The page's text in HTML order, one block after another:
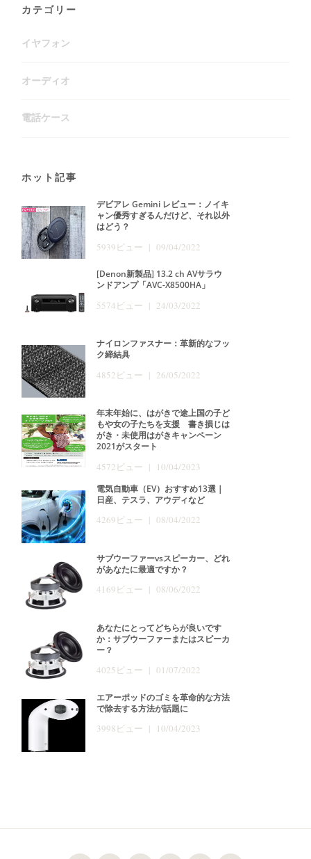
カテゴリー
イヤフォン
オーディオ
電話ケース
ホット記事
デビアレ Gemini レビュー：ノイキ
ャン優秀すぎるんだけど、それ以外
はどう？
5939ビュー | 09/04/2022
[Denon新製品] 13.2 ch AVサラウ
ンドアンプ「AVC-X8500HA」
5574ビュー | 24/03/2022
ナイロンファスナー：革新的なフッ
ク締結具
4852ビュー | 26/05/2022
年末年始に、はがきで途上国の子ど
もや女の子たちを支援 書き損じは
がき・未使用はがきキャンペーン
2021がスタート
4572ビュー | 10/04/2023
電気自動車（EV）おすすめ13選｜
日産、テスラ、アウディなど
4269ビュー | 08/04/2022
サブウーファーvsスピーカー、どれ
があなたに最適ですか？
4169ビュー | 08/06/2022
あなたにとってどちらが良いです
か：サブウーファーまたはスピーカ
ー？
4025ビュー | 01/07/2022
エアーポッドのゴミを革命的な方法
で除去する方法が話題に
3998ビュー | 10/04/2023